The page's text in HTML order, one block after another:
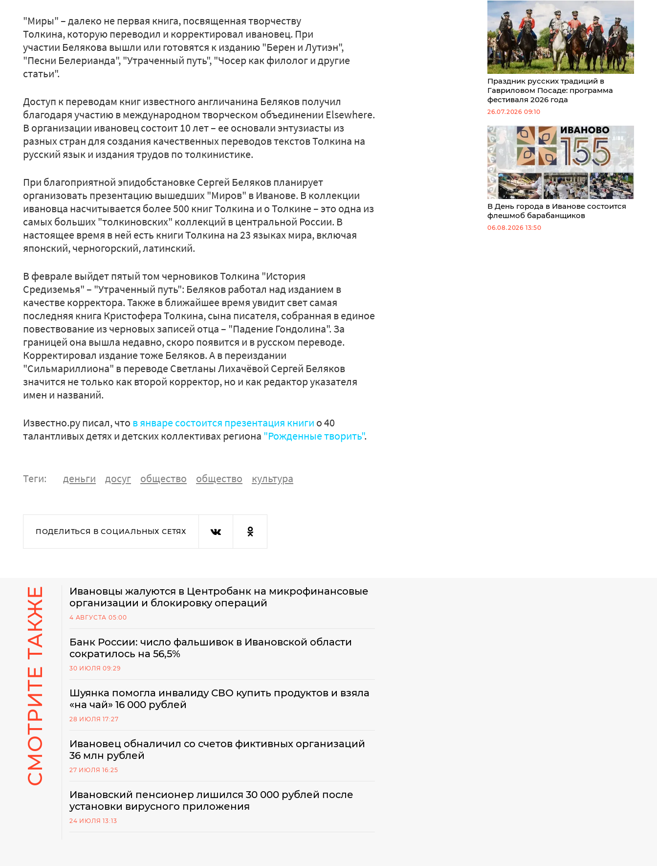
"Миры" – далеко не первая книга, посвященная творчеству
Толкина, которую переводил и корректировал ивановец. При
участии Белякова вышли или готовятся к изданию "Берен и Лутиэн",
"Песни Белерианда", "Утраченный путь", "Чосер как филолог и другие
статьи".
Доступ к переводам книг известного англичанина Беляков получил
благодаря участию в международном творческом объединении Elsewhere.
В организации ивановец состоит 10 лет – ее основали энтузиасты из
разных стран для создания качественных переводов текстов Толкина на
русский язык и издания трудов по толкинистике.
При благоприятной эпидобстановке Сергей Беляков планирует
организовать презентацию вышедших "Миров" в Иванове. В коллекции
ивановца насчитывается более 500 книг Толкина и о Толкине – это одна из
самых больших "толкиновских" коллекций в центральной России. В
настоящее время в ней есть книги Толкина на 23 языках мира, включая
японский, черногорский, латинский.
В феврале выйдет пятый том черновиков Толкина "История
Средиземья" – "Утраченный путь": Беляков работал над изданием в
качестве корректора. Также в ближайшее время увидит свет самая
последняя книга Кристофера Толкина, сына писателя, собранная в единое
повествование из черновых записей отца – "Падение Гондолина". За
границей она вышла недавно, скоро появится и в русском переводе.
Корректировал издание тоже Беляков. А в переиздании
"Сильмариллиона" в переводе Светланы Лихачёвой Сергей Беляков
значится не только как второй корректор, но и как редактор указателя
имен и названий.
Известно.ру писал, что в январе состоится презентация книги о 40
талантливых детях и детских коллективах региона "Рожденные творить".
Теги: деньги досуг общество общество культура
ПОДЕЛИТЬСЯ В СОЦИАЛЬНЫХ СЕТЯХ
Праздник русских традиций в
Гавриловом Посаде: программа
фестиваля 2026 года
26.07.2026 09:10
В День города в Иванове состоится
флешмоб барабанщиков
06.08.2026 13:50
СМОТРИТЕ ТАКЖЕ
Ивановцы жалуются в Центробанк на микрофинансовые
организации и блокировку операций
4 АВГУСТА 05:00
Банк России: число фальшивок в Ивановской области
сократилось на 56,5%
30 ИЮЛЯ 09:29
Шуянка помогла инвалиду СВО купить продуктов и взяла
«на чай» 16 000 рублей
28 ИЮЛЯ 17:27
Ивановец обналичил со счетов фиктивных организаций
36 млн рублей
27 ИЮЛЯ 16:25
Ивановский пенсионер лишился 30 000 рублей после
установки вирусного приложения
24 ИЮЛЯ 13:13